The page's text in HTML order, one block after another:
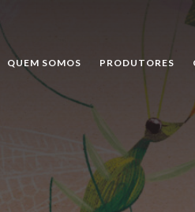
QUEM SOMOS PRODUTORES